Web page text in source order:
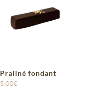
Praliné fondant
5,00€